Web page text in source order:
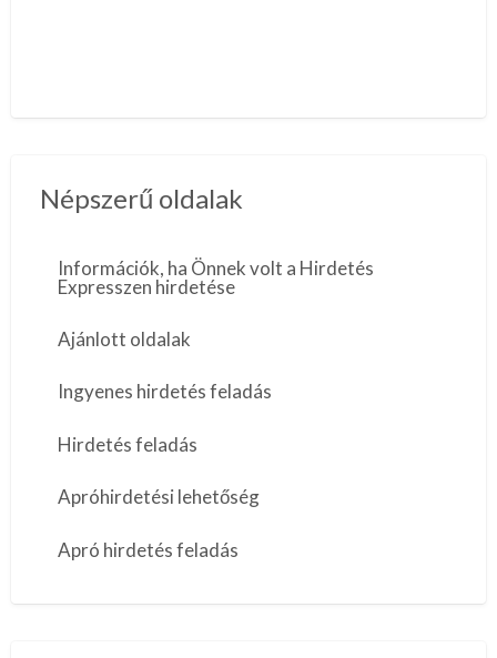
Népszerű oldalak
Információk, ha Önnek volt a Hirdetés
Expresszen hirdetése
Ajánlott oldalak
Ingyenes hirdetés feladás
Hirdetés feladás
Apróhirdetési lehetőség
Apró hirdetés feladás